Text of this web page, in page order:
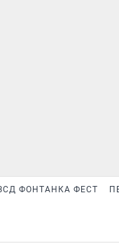
ФОНТАНКА ФЕСТ